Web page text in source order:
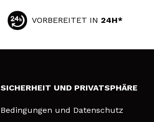
VORBEREITET IN 24H*
SICHERHEIT UND PRIVATSPHÄRE
Bedingungen und Datenschutz